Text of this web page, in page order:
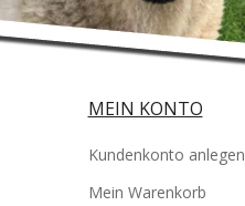
MEIN KONTO
Kundenkonto anlegen
Mein Warenkorb